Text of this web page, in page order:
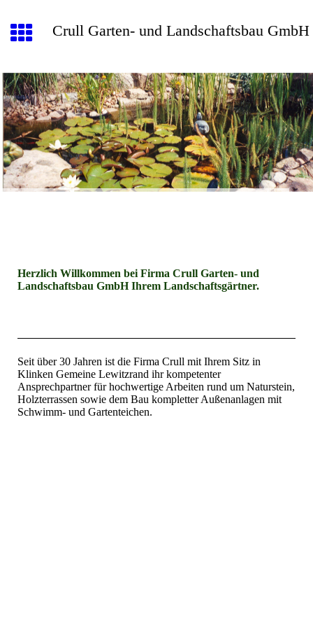
Crull Garten- und Landschaftsbau GmbH
Herzlich Willkommen bei Firma Crull Garten- und
Landschaftsbau GmbH Ihrem Landschaftsgärtner.
Seit über 30 Jahren ist die Firma Crull mit Ihrem Sitz in
Klinken Gemeine Lewitzrand ihr kompetenter
Ansprechpartner für hochwertige Arbeiten rund um Naturstein,
Holzterrassen sowie dem Bau kompletter Außenanlagen mit
Schwimm- und Gartenteichen.